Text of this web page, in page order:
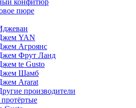
конфитюр
пюре
YAN
Агроянс
Фрут Ланд
te Gusto
Шамб
Ararat
производители